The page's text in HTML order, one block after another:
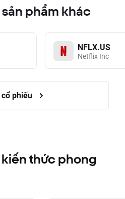
phẩm khác
NFLX.US
Netflix Inc
phiếu
thức phong